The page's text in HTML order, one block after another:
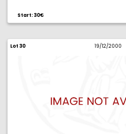
Start: 30€
Lot 30 19/12/2000